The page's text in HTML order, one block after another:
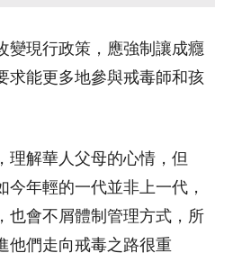
變現行政策，應強制讓成癮
求能更多地參與戒毒師和孩
理解華人父母的心情，但
今年輕的一代並非上一代，
也會不屑體制管理方式，所
他們走向戒毒之路很重